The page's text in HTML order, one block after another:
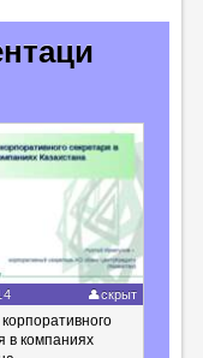
скрыт
в компаниях